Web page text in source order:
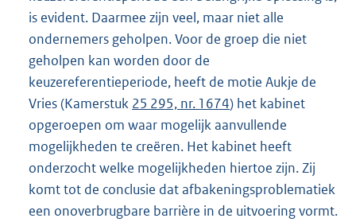
is evident. Daarmee zijn veel, maar niet alle
ondernemers geholpen. Voor de groep die niet
geholpen kan worden door de
keuzereferentieperiode, heeft de motie Aukje de
Vries (Kamerstuk 25 295, nr. 1674) het kabinet
opgeroepen om waar mogelijk aanvullende
mogelijkheden te creëren. Het kabinet heeft
onderzocht welke mogelijkheden hiertoe zijn. Zij
komt tot de conclusie dat afbakeningsproblematiek
een onoverbrugbare barrière in de uitvoering vormt.